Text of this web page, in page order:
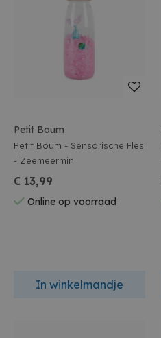
Petit Boum
Petit Boum - Sensorische Fles
- Zeemeermin
€ 13,99
Online op voorraad
In winkelmandje